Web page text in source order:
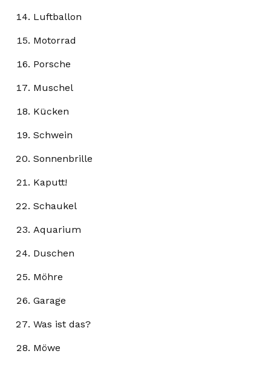
Luftballon
Motorrad
Porsche
Muschel
Kücken
Schwein
Sonnenbrille
Kaputt!
Schaukel
Aquarium
Duschen
Möhre
Garage
Was ist das?
Möwe